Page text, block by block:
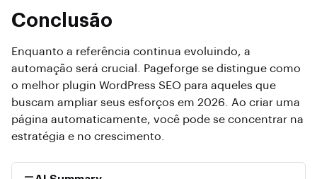
Conclusão
Enquanto a referência continua evoluindo, a
automação será crucial. Pageforge se distingue como
o melhor plugin WordPress SEO para aqueles que
buscam ampliar seus esforços em 2026. Ao criar uma
página automaticamente, você pode se concentrar na
estratégia e no crescimento.